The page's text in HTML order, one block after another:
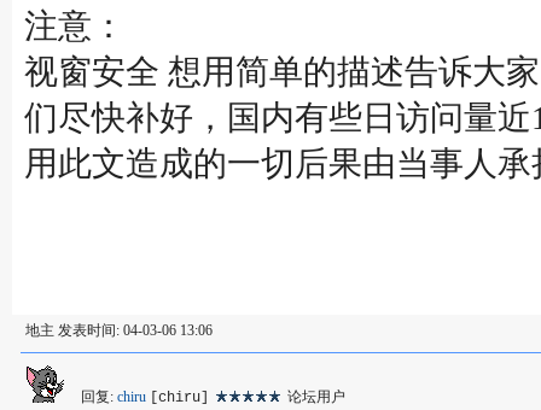
注意：
视窗安全 想用简单的描述告诉大
们尽快补好，国内有些日访问量
用此文造成的一切后果由当事人
地主 发表时间: 04-03-06 13:06
回复: chiru [chiru] 论坛用户